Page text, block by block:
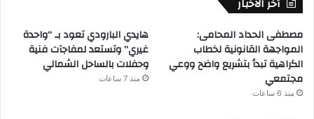
أخر الاخبار
مصطفى الحداد المحامى:
المواجهة القانونية لخطاب
الكراهية تبدأ بتشريع واضح ووعي
مجتمعي
منذ 6 ساعات
هايدي البارودي تعود بـ “واحدة
غيري” وتستعد لمفاجآت فنية
وحفلات بالساحل الشمالي
منذ 7 ساعات